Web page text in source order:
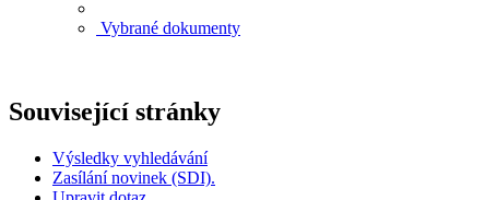
Vybrané dokumenty
Související stránky
Výsledky vyhledávání
Zasílání novinek (SDI).